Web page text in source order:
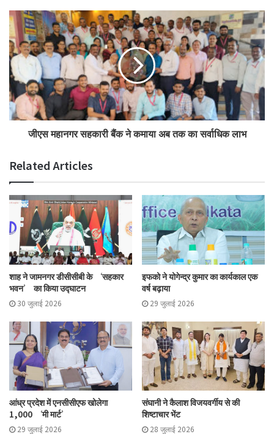
जीएस महानगर सहकारी बैंक ने कमाया अब तक का सर्वाधिक लाभ
Related Articles
शाह ने जामनगर डीसीसीबी के ‘सहकार
भवन’ का किया उद्घाटन
30 जुलाई 2026
इफको ने योगेन्द्र कुमार का कार्यकाल एक
वर्ष बढ़ाया
29 जुलाई 2026
आंध्र प्रदेश में एनसीसीएफ खोलेगा
1,000 ‘मी मार्ट’
29 जुलाई 2026
संघानी ने कैलाश विजयवर्गीय से की
शिष्टाचार भेंट
28 जुलाई 2026